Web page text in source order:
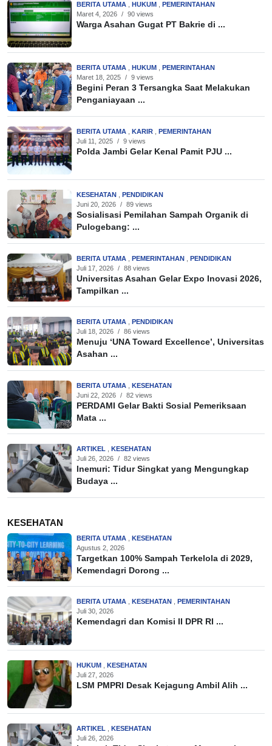
BERITA UTAMA HUKUM
PEMERINTAHAN
Maret 4, 2026 / 90 views
Warga Asahan Gugat PT Bakrie di ...
BERITA UTAMA HUKUM
PEMERINTAHAN
Maret 18, 2025 / 9 views
Begini Peran 3 Tersangka Saat Melakukan
Penganiayaan ...
BERITA UTAMA KARIR
PEMERINTAHAN
Juli 11, 2025 / 9 views
Polda Jambi Gelar Kenal Pamit PJU ...
KESEHATAN
PENDIDIKAN
Juni 20, 2026 / 89 views
Sosialisasi Pemilahan Sampah Organik di
Pulogebang: ...
BERITA UTAMA PEMERINTAHAN
PENDIDIKAN
Juli 17, 2026 / 88 views
Universitas Asahan Gelar Expo Inovasi 2026,
Tampilkan ...
BERITA UTAMA
PENDIDIKAN
Juli 18, 2026 / 86 views
Menuju ‘UNA Toward Excellence’, Universitas
Asahan ...
BERITA UTAMA
KESEHATAN
Juni 22, 2026 / 82 views
PERDAMI Gelar Bakti Sosial Pemeriksaan
Mata ...
ARTIKEL
KESEHATAN
Juli 26, 2026 / 82 views
Inemuri: Tidur Singkat yang Mengungkap
Budaya ...
KESEHATAN
BERITA UTAMA
KESEHATAN
Agustus 2, 2026
Targetkan 100% Sampah Terkelola di 2029,
Kemendagri Dorong ...
BERITA UTAMA KESEHATAN
PEMERINTAHAN
Juli 30, 2026
Kemendagri dan Komisi II DPR RI ...
HUKUM
KESEHATAN
Juli 27, 2026
LSM PMPRI Desak Kejagung Ambil Alih ...
ARTIKEL
KESEHATAN
Juli 26, 2026